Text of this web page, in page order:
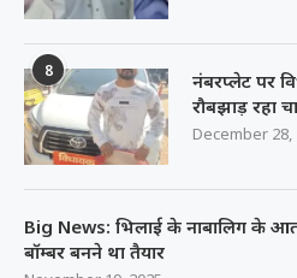
8
नंबरप्लेट पर
रौबझाड़ रहा
December 28,
Big News: भिलाई के नाबालिग के
बॉम्बर बनने था तैयार